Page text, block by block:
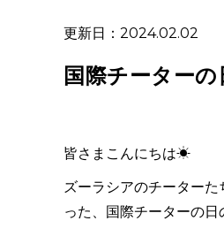
更新日：2024.02.02
国際チーター
皆さまこんにちは☀
ズーラシアのチーター
った、国際チーターの日